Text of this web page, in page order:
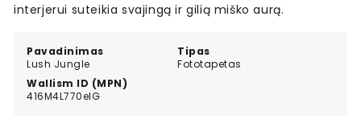
Pavadinimas
Lush Jungle
Tipas
Fototapetas
Wallism ID (MPN)
416M4L770elG
interjerui suteikia svajingą ir gilią miško aurą.